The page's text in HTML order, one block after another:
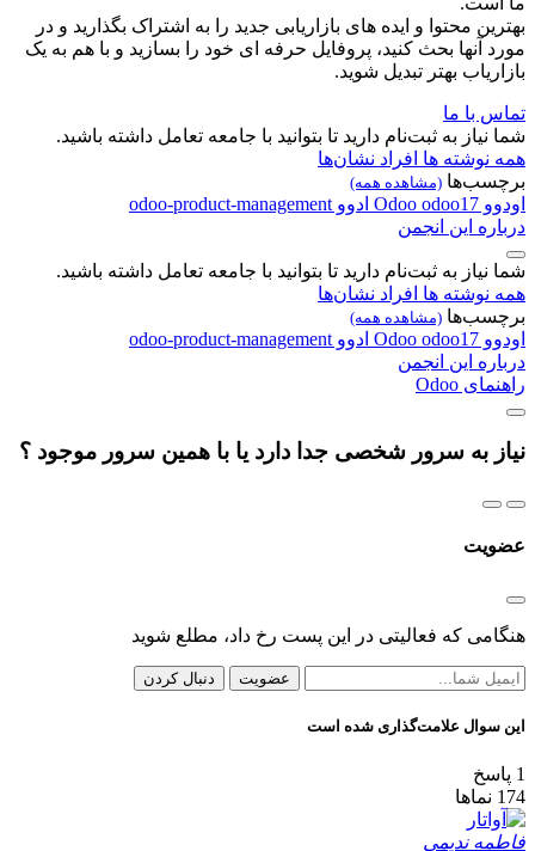
بهترین محتوا و ایده های بازاریابی جدید را به اشتراک بگذارید و در
مورد آنها بحث کنید، پروفایل حرفه ای خود را بسازید و با هم به یک
بازاریاب بهتر تبدیل شوید.
تماس با ما
شما نیاز به ثبت‌نام دارید تا بتوانید با جامعه تعامل داشته باشید.
همه نوشته ها افراد نشان‌ها
برچسب‌ها (مشاهده همه)
اودوو Odoo odoo17 ادوو odoo-product-management
درباره این انجمن
شما نیاز به ثبت‌نام دارید تا بتوانید با جامعه تعامل داشته باشید.
همه نوشته ها افراد نشان‌ها
برچسب‌ها (مشاهده همه)
اودوو Odoo odoo17 ادوو odoo-product-management
درباره این انجمن
راهنمای Odoo
نیاز به سرور شخصی جدا دارد یا با همین سرور موجود ؟
عضویت
هنگامی که فعالیتی در این پست رخ داد، مطلع شوید
عضویت دنبال کردن
این سوال علامت‌گذاری شده است
1 پاسخ
174 نماها
فاطمه ندیمی